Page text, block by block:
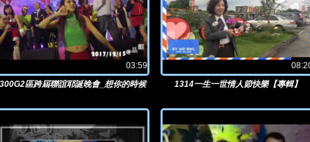
03:59
區跨屆聯誼耶誕晚會_想你的時候
1314一生一世情人節快樂【專輯】